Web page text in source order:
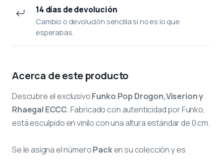
14 días de devolución
Cambio o devolución sencilla si no es lo que
esperabas.
Acerca de este producto
Descubre el exclusivoFunko Pop Drogon,Viserion y
Rhaegal ECCC. Fabricado con autenticidad por Funko,
está esculpido en vinilo con una altura estándar de 0 cm.
Se le asigna el númeroPacken su colección y es